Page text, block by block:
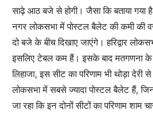
साढ़े आठ बजे से होगी। जैसा कि बताया गया
नगर लोकसभा में पोस्टल बैलेट की कमी की
दो बजे के बीच दिखाए जाएंगे। हरिद्वार
इसलिए टेबल कम हैं। इसके बाद मतगणना
लिहाजा, इस सीट का परिणाम भी थोड़ा
लोकसभा में सबसे ज्यादा पोस्टल बैलेट हैं,
जा रहा कि इन दोनों सीटों का परिणाम